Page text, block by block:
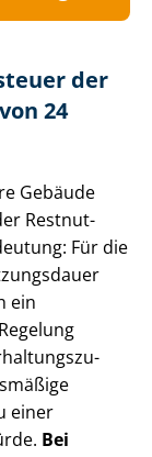
der
24
Gebäude
Rest­nut­
Für die
ein
einer
Bei